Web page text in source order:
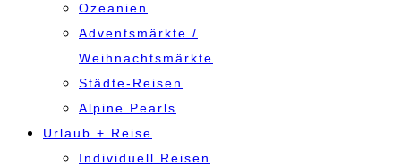
Ozeanien
Adventsmärkte /
Weihnachtsmärkte
Städte-Reisen
Alpine Pearls
Urlaub + Reise
Individuell Reisen